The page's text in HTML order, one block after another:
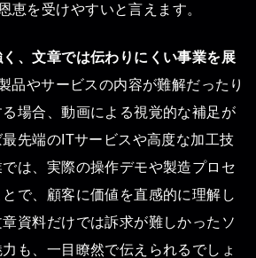
恵を受けやすいと言えます。
、文章では伝わりにくい事業を展
品やサービスの内容が難解だったり
場合、動画による視覚的な補足が
先端のITサービスや高度な加工技
は、実際の操作デモや製造プロセ
で、顧客に価値を直感的に理解し
資料だけでは訴求が難しかったソ
も、一目瞭然で伝えられるでしょ